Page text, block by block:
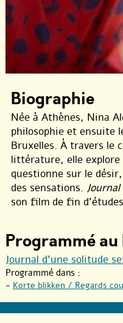
Biographie
Née à Athènes, Nina
philosophie et ensuite
Bruxelles. À travers le
littérature, elle explore
questionne sur le
des sensations.
son film de fin
Programmé
Journal d’une solitude
Programmé dans :
- Korte blikken / Regards